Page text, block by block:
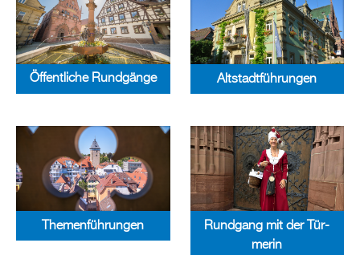
Öf­fent­li­che Rund­gän­ge Alt­stadt­füh­run­gen
The­men­füh­run­gen
Rund­gang mit der Tür­
me­rin